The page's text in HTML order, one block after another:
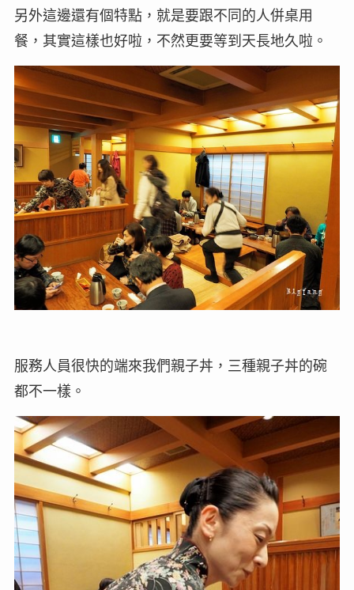
另外這邊還有個特點，就是要跟不同的人併桌用
餐，其實這樣也好啦，不然更要等到天長地久啦。
服務人員很快的端來我們親子丼，三種親子丼的碗
都不一樣。